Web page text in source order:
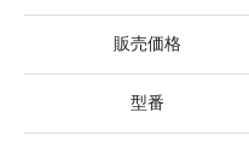
販売価格
型番